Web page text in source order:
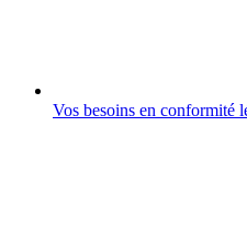
Vos besoins en conformité